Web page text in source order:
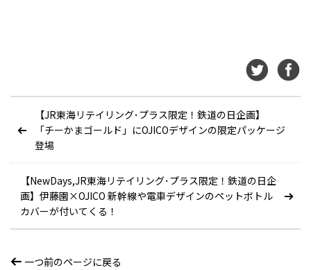
【JR東海リテイリング･プラス限定！鉄道の日企画】
「チーかまゴールド」にOJICOデザインの限定パッケージ
登場
【NewDays,JR東海リテイリング･プラス限定！鉄道の日企
画】伊藤園×OJICO 新幹線や電車デザインのペットボトル
カバーが付いてくる！
一つ前のページに戻る